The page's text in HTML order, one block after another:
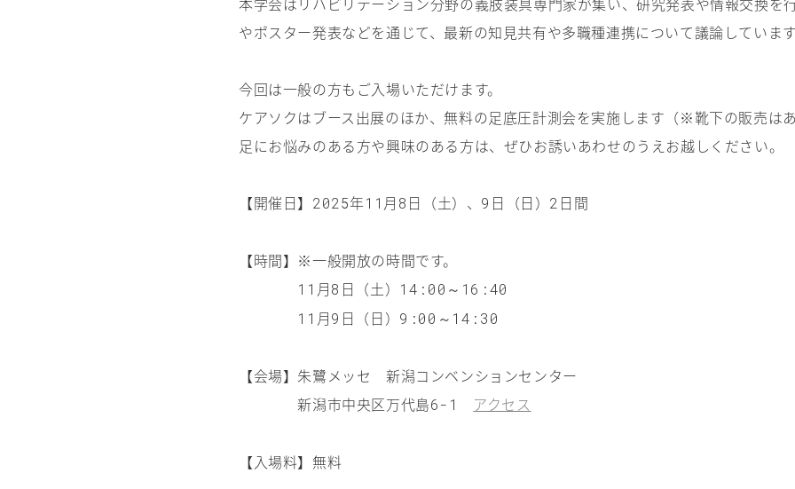
やポスター発表などを通じて、最新の知見共有や多職種連携について議論しています
今回は一般の方もご入場いただけます。
ケアソクはブース出展のほか、無料の足底圧計測会を実施します（※靴下の販売はあ
足にお悩みのある方や興味のある方は、ぜひお誘いあわせのうえお越しください。
【開催日】 2025年11 月 8 日（土）、 9 日（日） 2 日間
【時間】※一般開放の時間です。
11 月8 日（土） 14:00 ～ 16:40
11 月9 日（日） 9:00 ～ 14:30
【会場】朱鷺メッセ 新潟コンベンションセンター
新潟市中央区万代島6-1 アクセス
【入場料】無料